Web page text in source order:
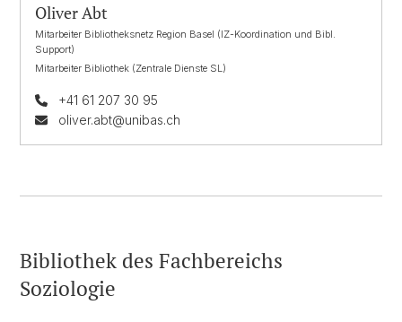
Oliver Abt
Mitarbeiter Bibliotheksnetz Region Basel (IZ-Koordination und Bibl.
Support)
Mitarbeiter Bibliothek (Zentrale Dienste SL)
+41 61 207 30 95
oliver.abt@unibas.ch
Bibliothek des Fachbereichs
Soziologie